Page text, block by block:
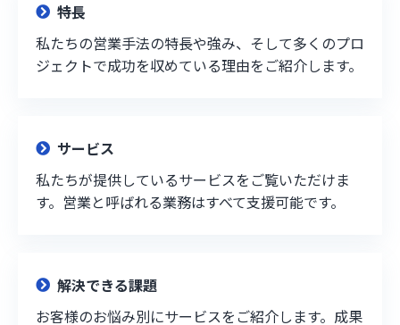
特長
私たちの営業手法の特長や強み、そして多くのプロ
ジェクトで成功を収めている理由をご紹介します。
サービス
私たちが提供しているサービスをご覧いただけま
す。営業と呼ばれる業務はすべて支援可能です。
解決できる課題
お客様のお悩み別にサービスをご紹介します。成果